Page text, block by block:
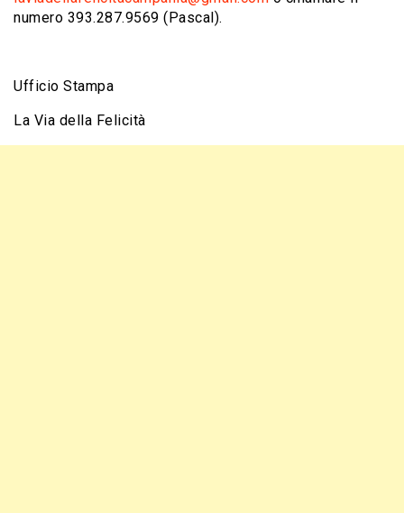
numero 393.287.9569 (Pascal).
Ufficio Stampa
La Via della Felicità